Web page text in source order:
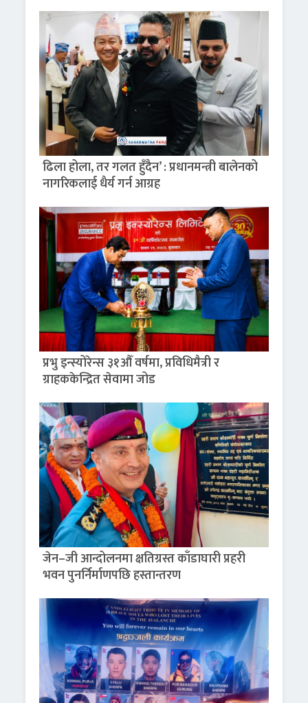
ढिला होला, तर गलत हुँदैन’ : प्रधानमन्त्री बालेनको
नागरिकलाई धैर्य गर्न आग्रह
प्रभु इन्स्योरेन्स ३१औँ वर्षमा, प्रविधिमैत्री र
ग्राहककेन्द्रित सेवामा जोड
जेन–जी आन्दोलनमा क्षतिग्रस्त काँडाघारी प्रहरी
भवन पुनर्निर्माणपछि हस्तान्तरण